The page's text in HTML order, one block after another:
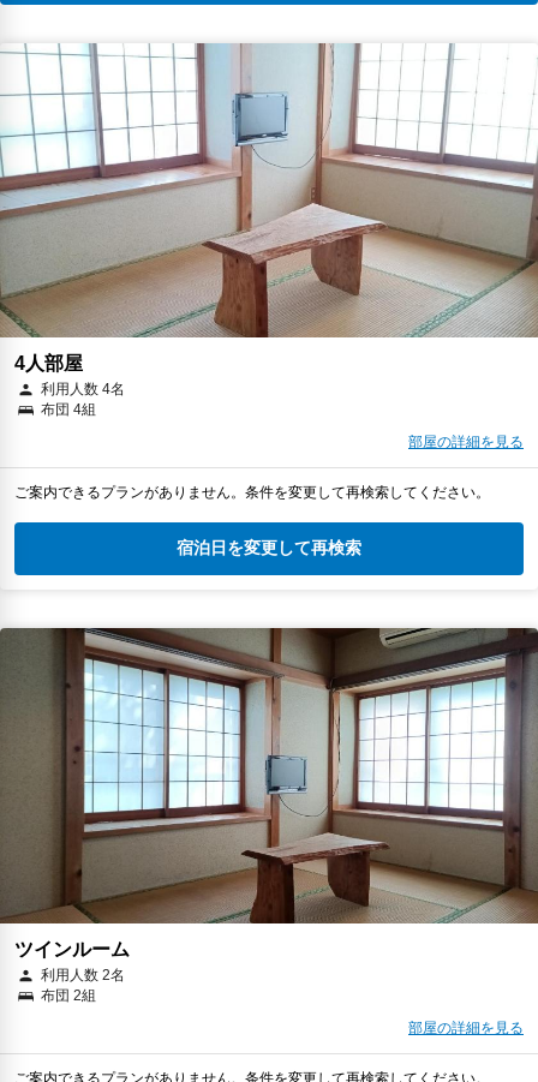
4人部屋
利用人数 4名
布団 4組
部屋の詳細を見る
ご案内できるプランがありません。条件を変更して再検索してください。
宿泊日を変更して再検索
ツインルーム
利用人数 2名
布団 2組
部屋の詳細を見る
ご案内できるプランがありません。条件を変更して再検索してください。